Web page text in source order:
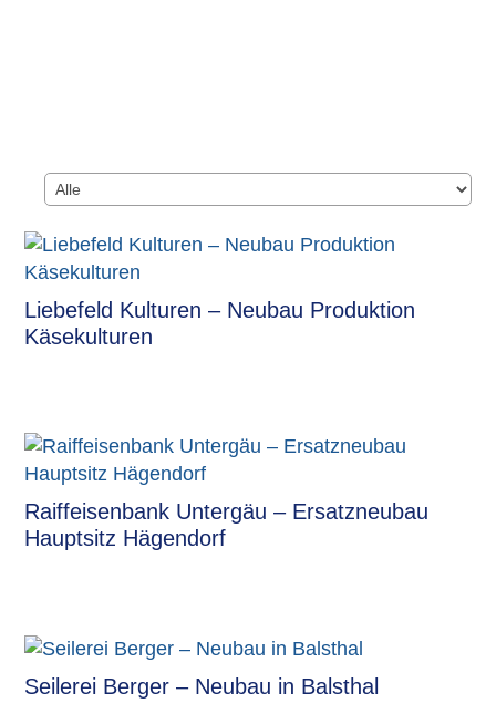
Liebefeld Kulturen – Neubau Produktion
Käsekulturen
Raiffeisenbank Untergäu – Ersatzneubau
Hauptsitz Hägendorf
Seilerei Berger – Neubau in Balsthal